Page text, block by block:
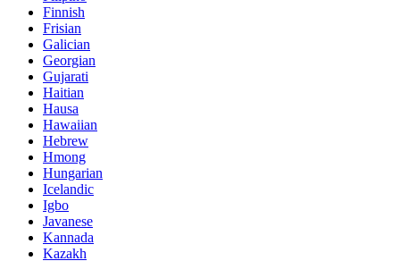
Finnish
Frisian
Galician
Georgian
Gujarati
Haitian
Hausa
Hawaiian
Hebrew
Hmong
Hungarian
Icelandic
Igbo
Javanese
Kannada
Kazakh